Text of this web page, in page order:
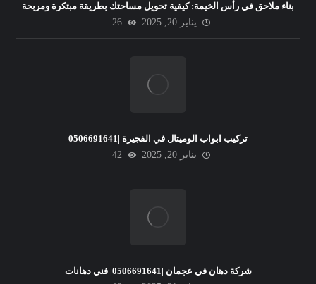
بناء ملاحق في رأس الخيمة: كيفية تحويل مساحتك بطريقة مبتكرة ومربحة
يناير 20, 2025
26
تركيب ابواب الوميتال في الفجيرة |0506691641
يناير 20, 2025
42
شركة دهان في عجمان |0506691641| فني دهانات